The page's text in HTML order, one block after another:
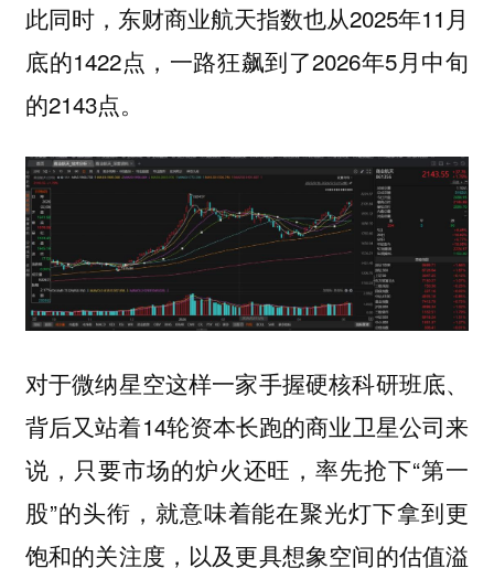
此同时，东财商业航天指数也从2025年11月
底的1422点，一路狂飙到了2026年5月中旬
的2143点。
对于微纳星空这样一家手握硬核科研班底、
背后又站着14轮资本长跑的商业卫星公司来
说，只要市场的炉火还旺，率先抢下“第一
股”的头衔，就意味着能在聚光灯下拿到更
饱和的关注度，以及更具想象空间的估值溢